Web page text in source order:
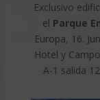
Exclusivo
el Parque
Europa, 16.
Hotel y
A-1 salida